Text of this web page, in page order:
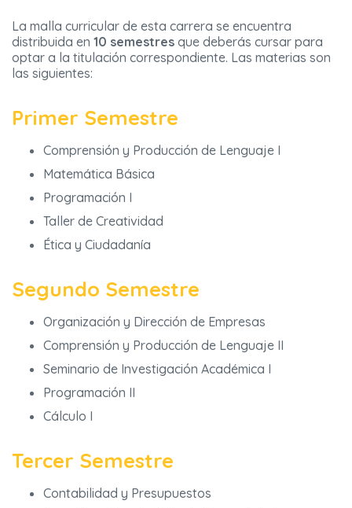
La malla curricular de esta carrera se encuentra
distribuida en 10 semestres que deberás cursar para
optar a la titulación correspondiente. Las materias son
las siguientes:
Primer Semestre
Comprensión y Producción de Lenguaje I
Matemática Básica
Programación I
Taller de Creatividad
Ética y Ciudadanía
Segundo Semestre
Organización y Dirección de Empresas
Comprensión y Producción de Lenguaje II
Seminario de Investigación Académica I
Programación II
Cálculo I
Tercer Semestre
Contabilidad y Presupuestos